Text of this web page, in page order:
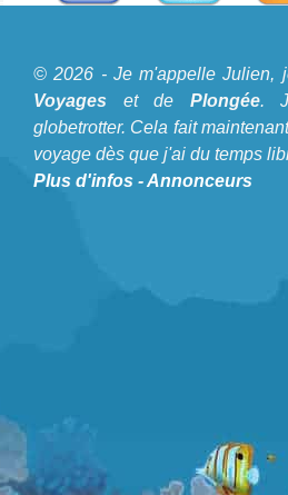
Je m'appelle Julien, je suis
Voyageset de Plongée. Je
globetrotter. Cela fait
l'étranger et voyage dès que j'ai
© 2026 - Je m'appelle Julien,
Voyages et de Plongée.
globetrotter. Cela fait
voyage dès que j'ai du temps
Plus d'infos -Annonceurs